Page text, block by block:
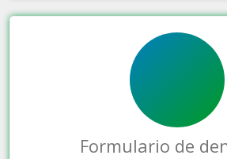
Formulario de